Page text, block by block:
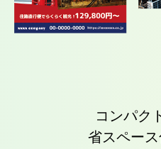
コンパク
省スペース